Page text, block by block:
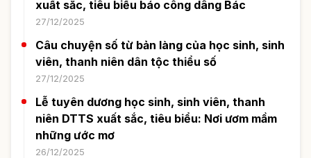
xuất sắc, tiêu biểu báo công dâng Bác
27/12/2025
Câu chuyện số từ bản làng của học sinh, sinh
viên, thanh niên dân tộc thiểu số
27/12/2025
Lễ tuyên dương học sinh, sinh viên, thanh
niên DTTS xuất sắc, tiêu biểu: Nơi ươm mầm
những ước mơ
26/12/2025